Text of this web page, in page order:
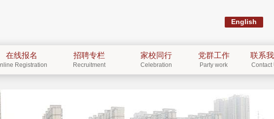
English
在线报名
Registration
招聘专栏
Recruitment
家校同行
Celebration
党群工作
Party work
联系
Contact